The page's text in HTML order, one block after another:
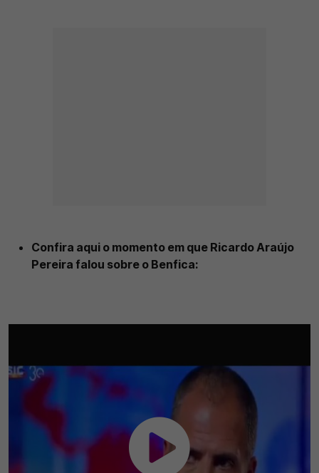
Confira aqui o momento em que Ricardo Araújo
Pereira falou sobre o Benfica: